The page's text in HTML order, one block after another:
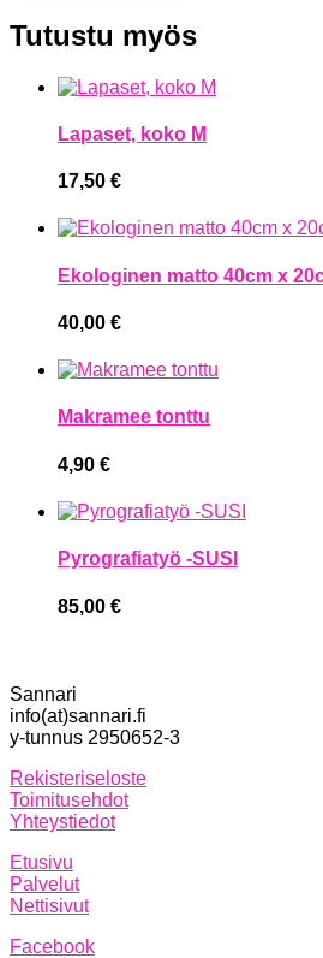
Tutustu myös
Lapaset, koko M
17,50 €
Ekologinen matto 40cm x
40,00 €
Makramee tonttu
4,90 €
Pyrografiatyö -SUSI
85,00 €
Sannari
info(at)sannari.fi
y-tunnus 2950652-3
Rekisteriseloste
Toimitusehdot
Yhteystiedot
Etusivu
Palvelut
Nettisivut
Facebook